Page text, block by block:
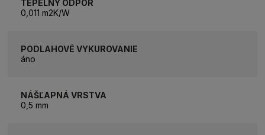
TEPELNÝ ODPOR
0,011 m2K/W
PODLAHOVÉ VYKUROVANIE
áno
NÁŠĽAPNÁ VRSTVA
0,5 mm